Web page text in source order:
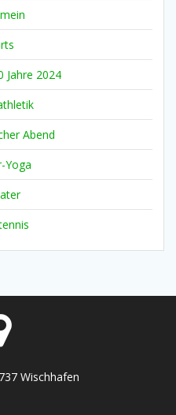
Jahre 2024
Abend
Yoga
Wischhafen